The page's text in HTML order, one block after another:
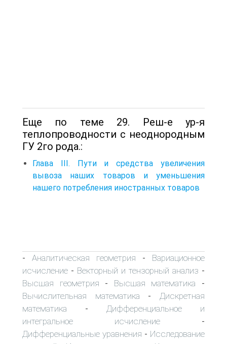
Еще по теме 29. Реш-е ур-я
теплопроводности с неоднородным
ГУ 2го рода.:
Глава III. Пути и средства увеличения
вывоза наших товаров и уменьшения
нашего потребления иностранных товаров
- Аналитическая геометрия - Вариационное
исчисление - Векторный и тензорный анализ -
Высшая геометрия - Высшая математика -
Вычислительная математика - Дискретная
математика - Дифференциальное и
интегральное исчисление -
Дифференциальные уравнения - Исследование